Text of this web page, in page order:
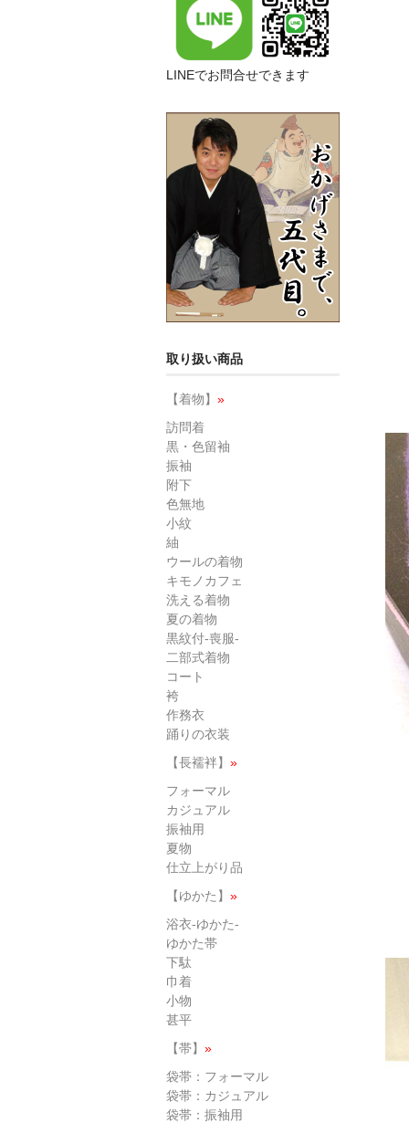
LINEでお問合せできます
取り扱い商品
【着物】 »
訪問着
黒・色留袖
振袖
附下
色無地
小紋
紬
ウールの着物
キモノカフェ
洗える着物
夏の着物
黒紋付-喪服-
二部式着物
コート
袴
作務衣
踊りの衣装
【長襦袢】 »
フォーマル
カジュアル
振袖用
夏物
仕立上がり品
【ゆかた】 »
浴衣-ゆかた-
ゆかた帯
下駄
巾着
小物
甚平
【帯】 »
袋帯：フォーマル
袋帯：カジュアル
袋帯：振袖用